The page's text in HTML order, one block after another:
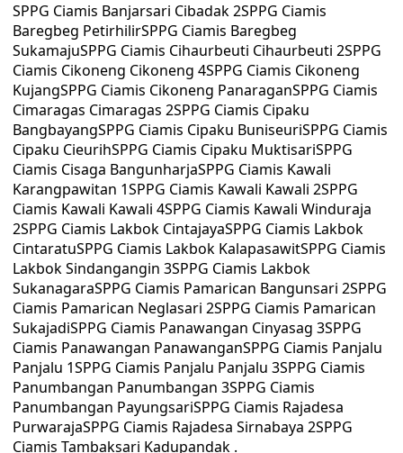
SPPG Ciamis Banjarsari Cibadak 2SPPG Ciamis
Baregbeg PetirhilirSPPG Ciamis Baregbeg
SukamajuSPPG Ciamis Cihaurbeuti Cihaurbeuti 2SPPG
Ciamis Cikoneng Cikoneng 4SPPG Ciamis Cikoneng
KujangSPPG Ciamis Cikoneng PanaraganSPPG Ciamis
Cimaragas Cimaragas 2SPPG Ciamis Cipaku
BangbayangSPPG Ciamis Cipaku BuniseuriSPPG Ciamis
Cipaku CieurihSPPG Ciamis Cipaku MuktisariSPPG
Ciamis Cisaga BangunharjaSPPG Ciamis Kawali
Karangpawitan 1SPPG Ciamis Kawali Kawali 2SPPG
Ciamis Kawali Kawali 4SPPG Ciamis Kawali Winduraja
2SPPG Ciamis Lakbok CintajayaSPPG Ciamis Lakbok
CintaratuSPPG Ciamis Lakbok KalapasawitSPPG Ciamis
Lakbok Sindangangin 3SPPG Ciamis Lakbok
SukanagaraSPPG Ciamis Pamarican Bangunsari 2SPPG
Ciamis Pamarican Neglasari 2SPPG Ciamis Pamarican
SukajadiSPPG Ciamis Panawangan Cinyasag 3SPPG
Ciamis Panawangan PanawanganSPPG Ciamis Panjalu
Panjalu 1SPPG Ciamis Panjalu Panjalu 3SPPG Ciamis
Panumbangan Panumbangan 3SPPG Ciamis
Panumbangan PayungsariSPPG Ciamis Rajadesa
PurwarajaSPPG Ciamis Rajadesa Sirnabaya 2SPPG
Ciamis Tambaksari Kadupandak .